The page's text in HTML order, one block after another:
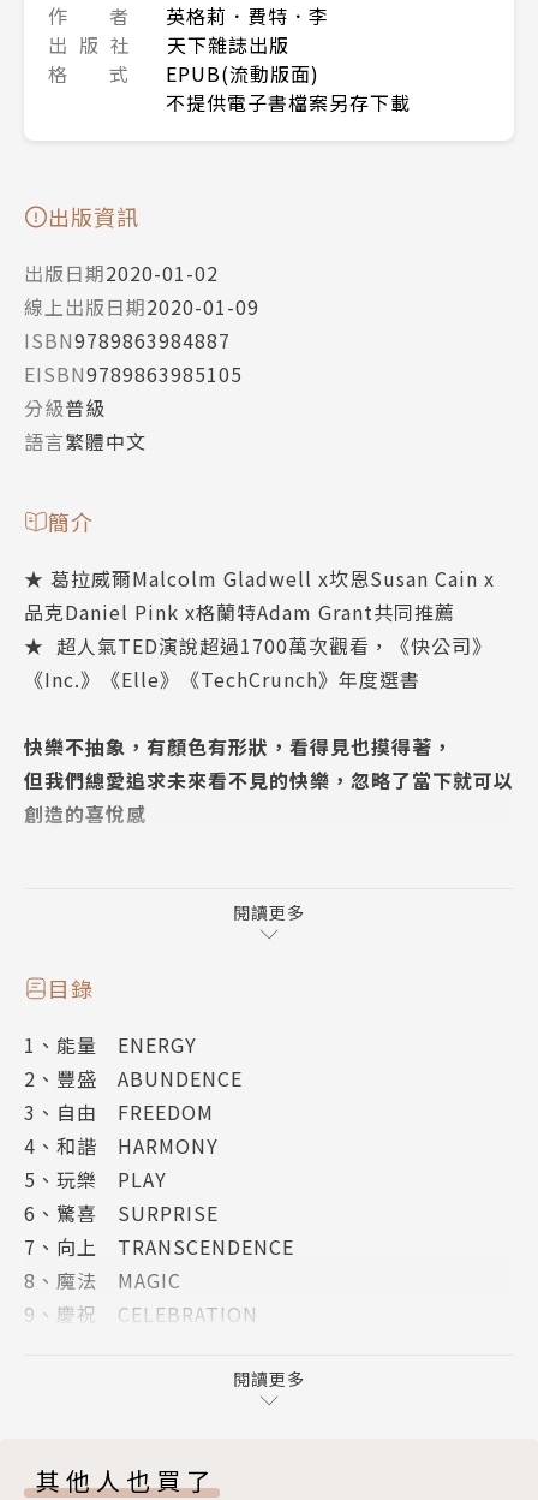
作 者
英格莉．費特．李
出 版 社
天下雜誌出版
格 式
EPUB(流動版面)
不提供電子書檔案另存下載
出版資訊
出版日期2020-01-02
線上出版日期2020-01-09
ISBN9789863984887
EISBN9789863985105
分級普級
語言繁體中文
簡介
★ 葛拉威爾Malcolm Gladwell x坎恩Susan Cain x
品克Daniel Pink x格蘭特Adam Grant共同推薦
★ 超人氣TED演說超過1700萬次觀看，《快公司》
《Inc.》《Elle》《TechCrunch》年度選書
快樂不抽象，有顏色有形狀，看得見也摸得著，
但我們總愛追求未來看不見的快樂，忽略了當下就可以
創造的喜悅感
英格莉‧費特‧李發現，人的心情深受顏色、空間等環
境因素影響，但我們被教育快樂要向內心追尋、把快樂
想太難了！
改變外在環境，快樂隨處可得。鮮花讓人心情好，還能
增強記憶力；在明亮環境工作的人更愛笑、睡得也更
香。英格莉的〈喜悅的美感〉（The Aesthetic of Jo
y）部落格超高人氣，她結合神經科學、心理學與設計
美學，十多年研究發現，有形的東西，可以創造出無形
的喜悅，身邊的環境就是隨時供我們取用的正能量寶
庫。不順心的日子，用小東西融入生活就可以提振精
神，不會崩潰無助。本書也帶你參觀世界上最喜悅的地
方，如完全由球形構成的海濱泡泡屋、萬人空巷的日本
和打造喜悅。大至城市與空間設計，小至個人家居布置
閱讀更多
目錄
1、能量 ENERGY
2、豐盛 ABUNDENCE
3、自由 FREEDOM
4、和諧 HARMONY
5、玩樂 PLAY
6、驚喜 SURPRISE
7、向上 TRANSCENDENCE
8、魔法 MAGIC
9、慶祝 CELEBRATION
STEP 1 找到喜悅
閱讀更多
其他人也買了